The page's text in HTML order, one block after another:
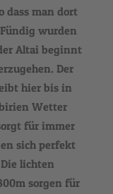
dass man dort
wurden
Altai beginnt
Der
hier bis in
Wetter
für immer
sich perfekt
lichten
sorgen für